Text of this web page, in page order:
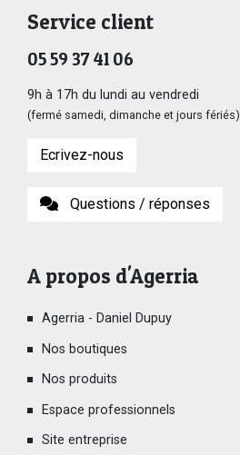
Service client
05 59 37 41 06
9h à 17h du lundi au vendredi
(fermé samedi, dimanche et jours fériés)
Ecrivez-nous
Questions / réponses
A propos d'Agerria
Agerria - Daniel Dupuy
Nos boutiques
Nos produits
Espace professionnels
Site entreprise